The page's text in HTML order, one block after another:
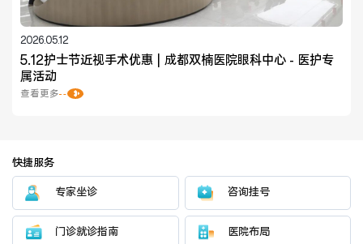
2026.05.12
5.12护士节近视手术优惠 | 成都双楠医院眼科中心 - 医护专
属活动
查看更多
快捷服务
专家坐诊 咨询挂号
门诊就诊指南 医院布局